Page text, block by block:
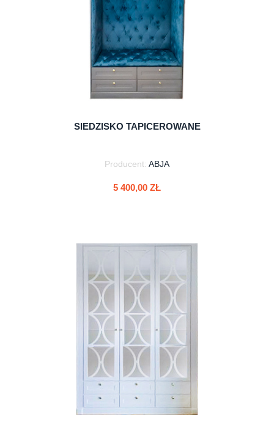
SIEDZISKO TAPICEROWANE
Producent: ABJA
5 400,00 ZŁ